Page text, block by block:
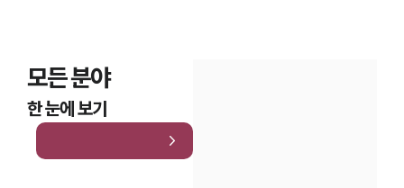
모든 분야
한 눈에 보기